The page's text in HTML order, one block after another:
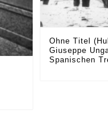
Ohne Titel
Giuseppe
Spanischen